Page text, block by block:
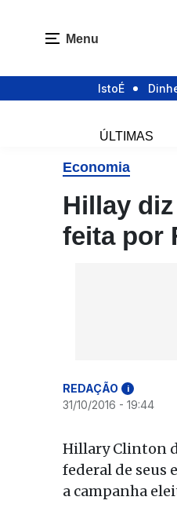
Menu
IstoÉ
ÚLTIMAS
Economia
Hillay diz
feita por
REDAÇÃO i
31/10/2016 - 19:44
Hillary Clinton
federal de seus
a campanha